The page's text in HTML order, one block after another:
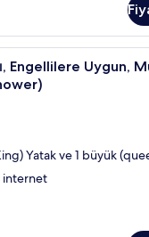
Kaliteli
Engellilere Uygun,
Yatak ve 1 büyük
internet